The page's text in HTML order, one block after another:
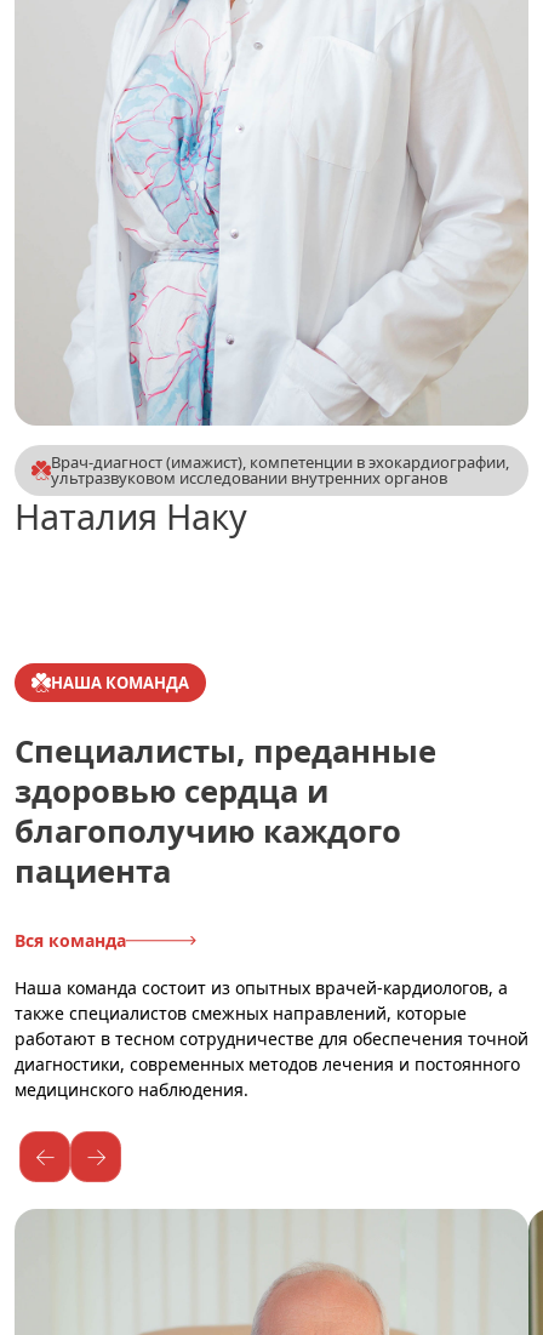
Врач-диагност (имажист), компетенции в эхокардиографии,
ультразвуковом исследовании внутренних органов
Наталия Наку
НАША КОМАНДА
Специалисты, преданные
здоровью сердца и
благополучию каждого
пациента
Вся команда
Наша команда состоит из опытных врачей-кардиологов, а
также специалистов смежных направлений, которые
работают в тесном сотрудничестве для обеспечения точной
диагностики, современных методов лечения и постоянного
медицинского наблюдения.
← →